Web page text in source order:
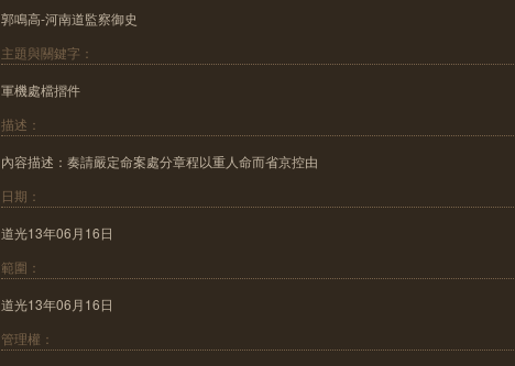
郭鳴高-河南道監察御史
主題與關鍵字：
軍機處檔摺件
描述：
內容描述：奏請嚴定命案處分章程以重人命而省京控由
日期：
道光13年06月16日
範圍：
道光13年06月16日
管理權：